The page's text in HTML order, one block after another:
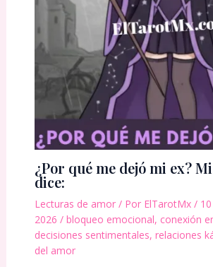
¿Por qué me dejó mi ex?
dice:
Lecturas de amor/ Por ElTarotMx /
2026 / bloqueo emocional, conexión
decisiones sentimentales, relaciones
del amor